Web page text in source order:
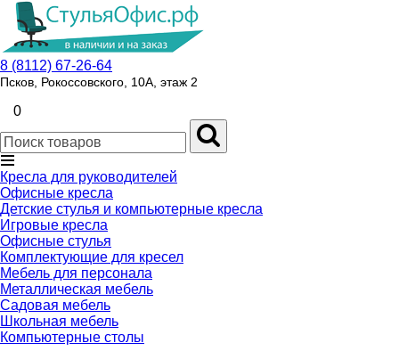
8 (8112) 67-26-64
Псков, Рокоссовского, 10А, этаж 2
0
Кресла для руководителей
Офисные кресла
Детские стулья и компьютерные кресла
Игровые кресла
Офисные стулья
Комплектующие для кресел
Мебель для персонала
Металлическая мебель
Садовая мебель
Школьная мебель
Компьютерные столы